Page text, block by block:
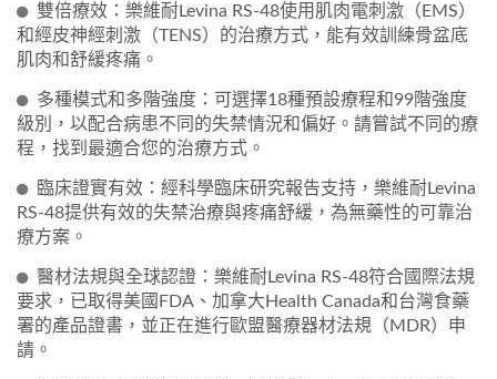
雙倍療效：樂維耐Levina RS-48使用肌肉電刺激（EMS）
和經皮神經刺激（TENS）的治療方式，能有效訓練骨盆底
肌肉和舒緩疼痛。
多種模式和多階強度：可選擇18種預設療程和99階強度
級別，以配合病患不同的失禁情況和偏好。請嘗試不同的療
程，找到最適合您的治療方式。
臨床證實有效：經科學臨床研究報告支持，樂維耐Levina
RS-48提供有效的失禁治療與疼痛舒緩，為無藥性的可靠治
療方案。
醫材法規與全球認證：樂維耐Levina RS-48符合國際法規
要求，已取得美國FDA、加拿大Health Canada和台灣食藥
署的產品證書，並正在進行歐盟醫療器材法規（MDR）申
請。